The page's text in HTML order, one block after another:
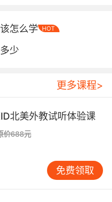
嘈杂环境中是否显得
老师可能反映孩子上
经常“答非所问”。有
误贴上“不听话”或“多
听力正常的孩子能清晰
的孩子可能出现发音不
结构简单等情况。如
准，需考虑听力因素。
，医生会进行系列专
检查，通过让孩子听到
绘制听力图，确定听力
孩子可能仅高频听力受
声导抗测试可评估中
怎么学 HOT
少
更多课程>
北美外教试听体验课
价688元
免费领取